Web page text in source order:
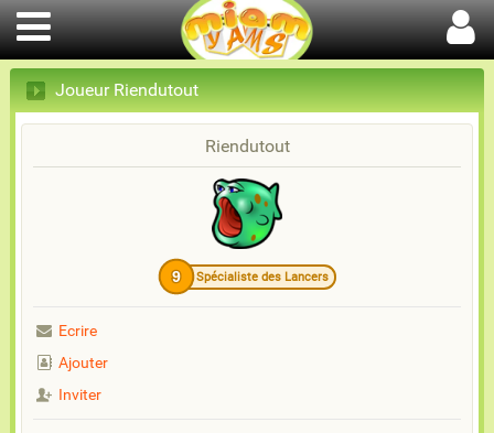
Joueur Riendutout
Riendutout
9 Spécialiste des Lancers
Ecrire
Ajouter
Inviter